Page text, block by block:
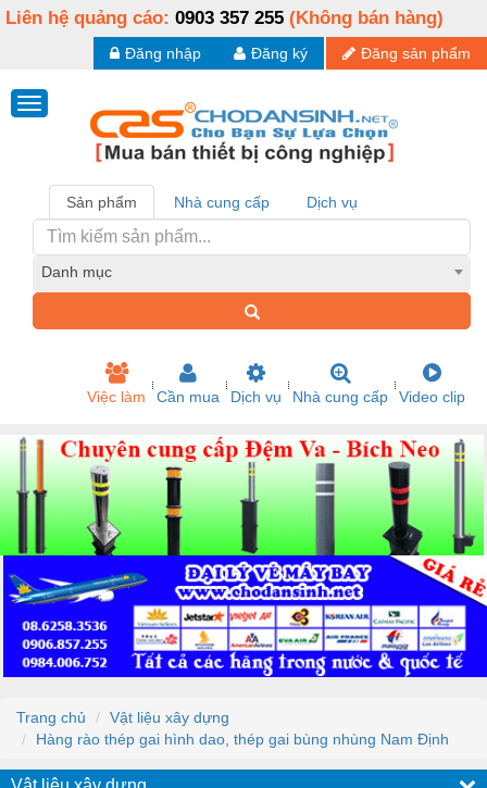
Liên hệ quảng cáo: 0903 357 255 (Không bán hàng)
Đăng sản phẩm
Đăng ký
Đăng nhập
Sản phẩm Nhà cung cấp Dịch vụ
Danh mục
Việc làm Cần mua Dịch vụ Nhà cung cấp Video clip
Trang chủ
Vật liệu xây dựng
Hàng rào thép gai hình dao, thép gai bùng nhùng Nam Định